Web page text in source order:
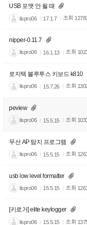
USB 포맷 안 될 때
lispro06 17.1.7 조회
nipper-0.11.7
lispro06 16.1.13 조회
로지텍 블루투스 키보드 k810
lispro06 15.7.26 조회
peview
lispro06 15.5.15 조회
무선 AP 탐지 프로그램
lispro06 15.5.15 조회
usb low level formatter
lispro06 15.5.15 조회
[키로거] elite keylogger
lispro06 15.5.15 조회